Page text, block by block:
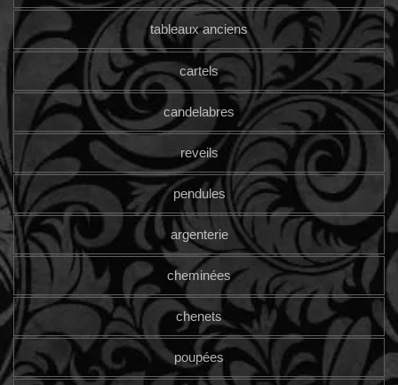
tableaux anciens
cartels
candelabres
reveils
pendules
argenterie
cheminées
chenets
poupées